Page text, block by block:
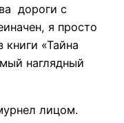
дороги с
я просто
книги «Тайна
наглядный
лицом.